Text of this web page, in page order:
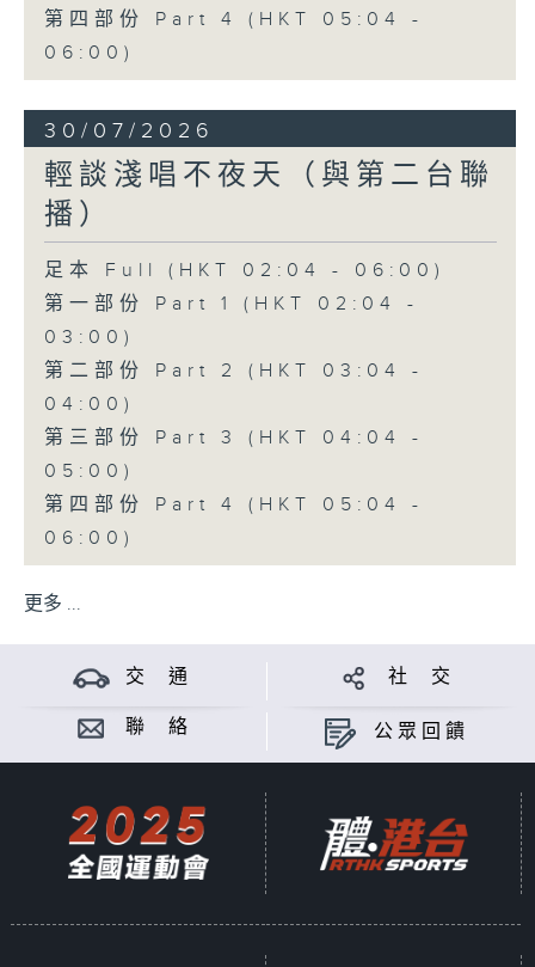
第四部份 Part 4 (HKT 05:04 -
06:00)
30/07/2026
輕談淺唱不夜天（與第二台聯
播）
足本 Full (HKT 02:04 - 06:00)
第一部份 Part 1 (HKT 02:04 -
03:00)
第二部份 Part 2 (HKT 03:04 -
04:00)
第三部份 Part 3 (HKT 04:04 -
05:00)
第四部份 Part 4 (HKT 05:04 -
06:00)
更多 ...
交 通 社 交
聯 絡 公眾回饋